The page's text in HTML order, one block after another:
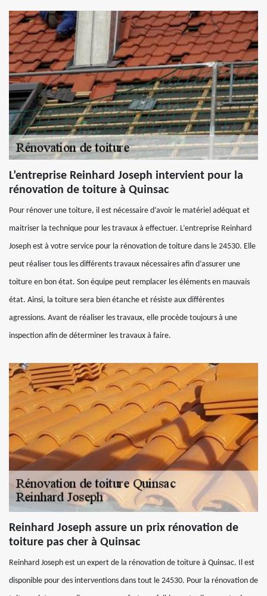
L’entreprise Reinhard Joseph intervient pour la
rénovation de toiture à Quinsac
Pour rénover une toiture, il est nécessaire d’avoir le matériel adéquat et
maitriser la technique pour les travaux à effectuer. L’entreprise Reinhard
Joseph est à votre service pour la rénovation de toiture dans le 24530. Elle
peut réaliser tous les différents travaux nécessaires afin d’assurer une
toiture en bon état. Son équipe peut remplacer les éléments en mauvais
état. Ainsi, la toiture sera bien étanche et résiste aux différentes
agressions. Avant de réaliser les travaux, elle procède toujours à une
inspection afin de déterminer les travaux à faire.
Reinhard Joseph assure un prix rénovation de
toiture pas cher à Quinsac
Reinhard Joseph est un expert de la rénovation de toiture à Quinsac. Il est
disponible pour des interventions dans tout le 24530. Pour la rénovation de